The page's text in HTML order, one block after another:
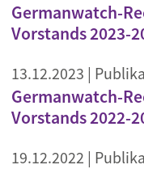
Germanwatch-
Vorstands 2023-
13.12.2023 |
Germanwatch-
Vorstands 2022-
19.12.2022 |